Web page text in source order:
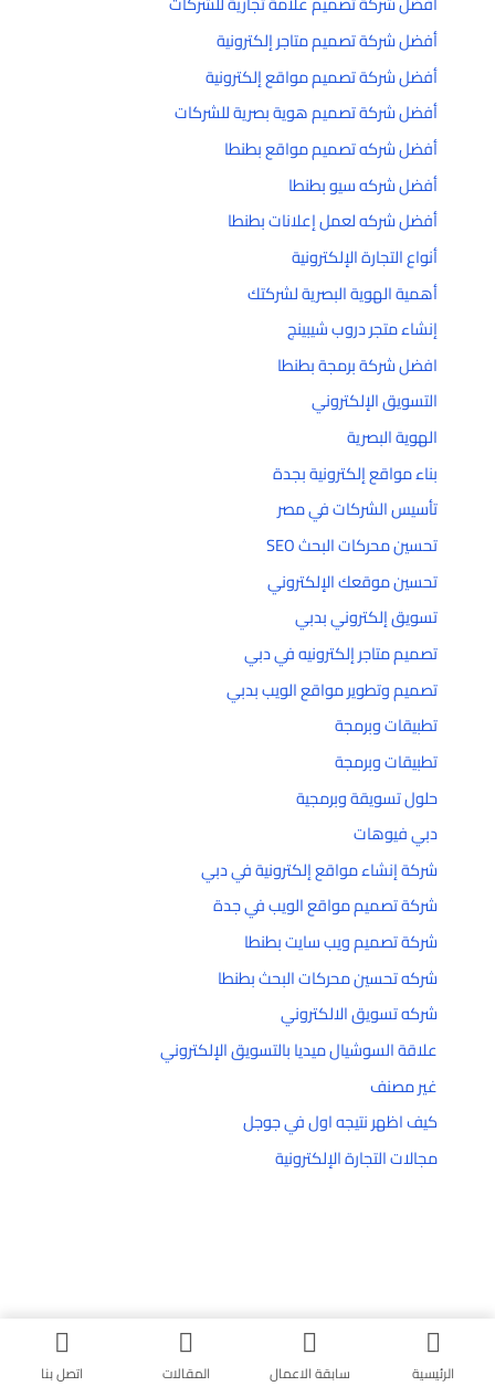
أفضل شركة تصميم متاجر إلكترونية
أفضل شركة تصميم مواقع إلكترونية
أفضل شركة تصميم هوية بصرية للشركات
أفضل شركه تصميم مواقع بطنطا
أفضل شركه سيو بطنطا
أفضل شركه لعمل إعلانات بطنطا
أنواع التجارة الإلكترونية
أهمية الهوية البصرية لشركتك
إنشاء متجر دروب شيبينج
افضل شركة برمجة بطنطا
التسويق الإلكتروني
الهوية البصرية
بناء مواقع إلكترونية بجدة
تأسيس الشركات في مصر
تحسين محركات البحث SEO
تحسين موقعك الإلكتروني
تسويق إلكتروني بدبي
تصميم متاجر إلكترونيه في دبي
تصميم وتطوير مواقع الويب بدبي
تطبيقات وبرمجة
تطبيقات وبرمجة
حلول تسويقة وبرمجية
دبي فيوهات
شركة إنشاء مواقع إلكترونية في دبي
شركة تصميم مواقع الويب في جدة
شركة تصميم ويب سايت بطنطا
شركه تحسين محركات البحث بطنطا
شركه تسويق الالكتروني
علاقة السوشيال ميديا بالتسويق الإلكتروني
غير مصنف
كيف اظهر نتيجه اول في جوجل
مجالات التجارة الإلكترونية
الرئيسية سابقة الاعمال المقالات اتصل بنا